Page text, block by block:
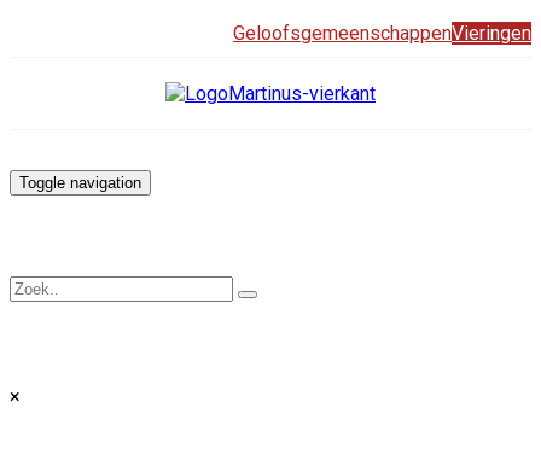
GeloofsgemeenschappenVieringen
Toggle navigation
×